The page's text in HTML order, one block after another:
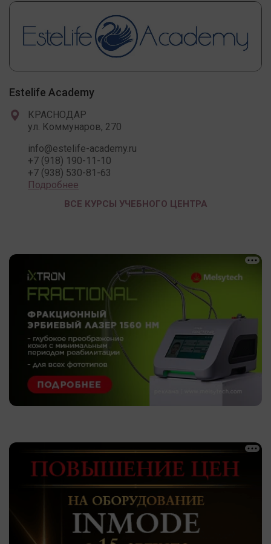
Estelife Academy
КРАСНОДАР
ул. Коммунаров, 270
info@estelife-academy.ru
+7 (918) 190-11-10
+7 (938) 530-81-63
Подробнее
ВСЕ КУРСЫ УЧЕБНОГО ЦЕНТРА